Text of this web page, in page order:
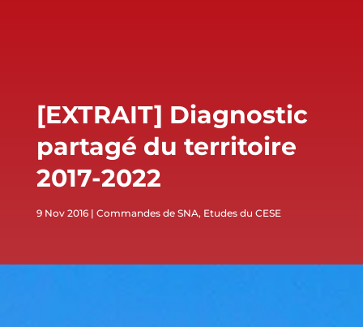
[EXTRAIT] Diagnostic
partagé du territoire
2017-2022
9 Nov 2016 Commandes de SNA, Etudes du CESE